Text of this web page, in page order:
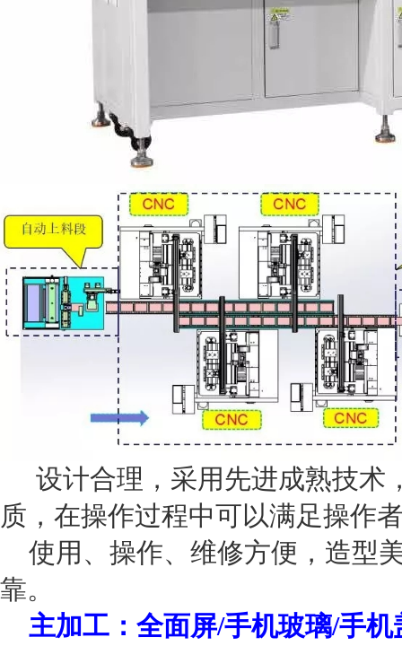
设计合理，采用先进成熟技术
质，在操作过程中可以满足操作
使用、操作、维修方便，造型
靠。
主加工：全面屏/手机玻璃/手机